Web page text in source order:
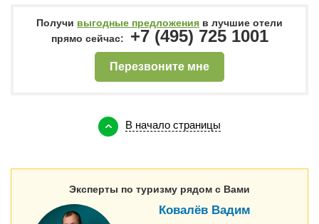
Получи выгодные предложения в лучшие отели
прямо сейчас:
+7 (495) 725 1001
Перезвоните мне
В начало страницы
Эксперты по туризму рядом с Вами
Ковалёв Вадим